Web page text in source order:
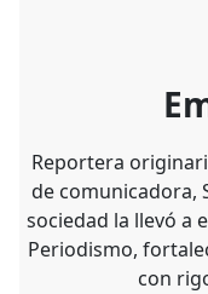
Reportera
de comunicadora,
sociedad la llevó a
Periodismo,
con